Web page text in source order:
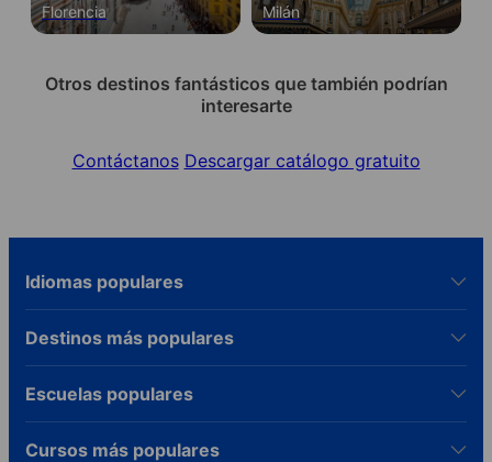
Florencia Milán
Otros destinos fantásticos que también podrían
interesarte
Contáctanos Descargar catálogo gratuito
Idiomas populares
Destinos más populares
Escuelas populares
Cursos más populares